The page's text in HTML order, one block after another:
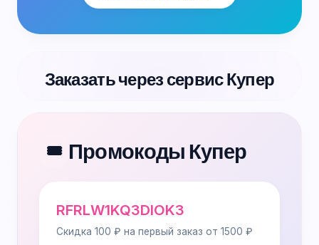
Заказать через сервис Купер
🎟️ Промокоды Купер
RFRLW1KQ3DIOK3
Скидка 100 ₽ на первый заказ от 1500 ₽